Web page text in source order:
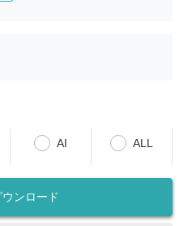
AI ALL
ウンロード